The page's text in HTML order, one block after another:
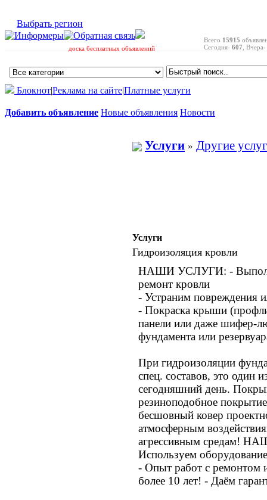
Выбрать регион
Всего 15915
Сегодня- 607 , Вчера-
доска бесплатных объявлений
Блокнот|Реклама на сайте|Платные услуги
Добавить объявление Новые объявления Новости
Услуги » Другие
Услуги
Гидроизоляция кровли
НАШИ УСЛУГИ: -
ремонт кровли
- Устраним повреждения
- Покраска крыши
панели или даже шифер-
фундамента или
При гидроизоляции
спец. составов, это один
сегодняшний день.
резиноподобное
бесшовный ковер
атмосферным
агрессивным средам!
Используем
- Опыт работ с ремонтом
более 10 лет! - Даём